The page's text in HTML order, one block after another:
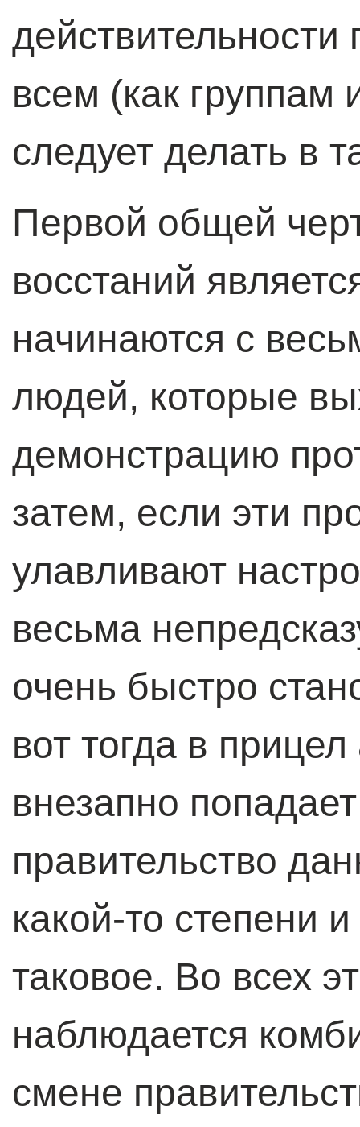
действительности
всем (как
следует делать в
Первой общей
восстаний
начинаются с
людей, которые
демонстрацию
затем, если эти
улавливают
весьма
очень быстро
вот тогда в
внезапно
правительство
какой-то степени
таковое. Во всех
наблюдается
смене